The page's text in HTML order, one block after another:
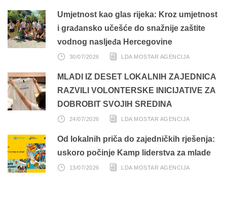
Umjetnost kao glas rijeka: Kroz umjetnost
i građansko učešće do snažnije zaštite
vodnog nasljeđa Hercegovine
30/07/2026 LDA MOSTAR AGENCIJA
MLADI IZ DESET LOKALNIH ZAJEDNICA
RAZVILI VOLONTERSKE INICIJATIVE ZA
DOBROBIT SVOJIH SREDINA
24/07/2026 LDA MOSTAR AGENCIJA
Od lokalnih priča do zajedničkih rješenja:
uskoro počinje Kamp liderstva za mlade
13/07/2026 LDA MOSTAR AGENCIJA